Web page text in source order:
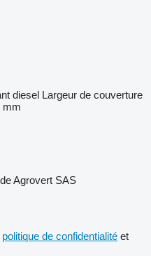
diesel Largeur de couverture
mm
Agrovert SAS
politique de confidentialité et